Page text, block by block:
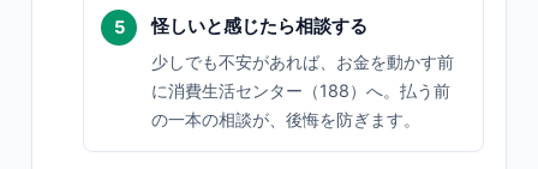
怪しいと感じたら相談する
少しでも不安があれば、お金を動かす前
に消費生活センター（188）へ。払う前
の一本の相談が、後悔を防ぎます。